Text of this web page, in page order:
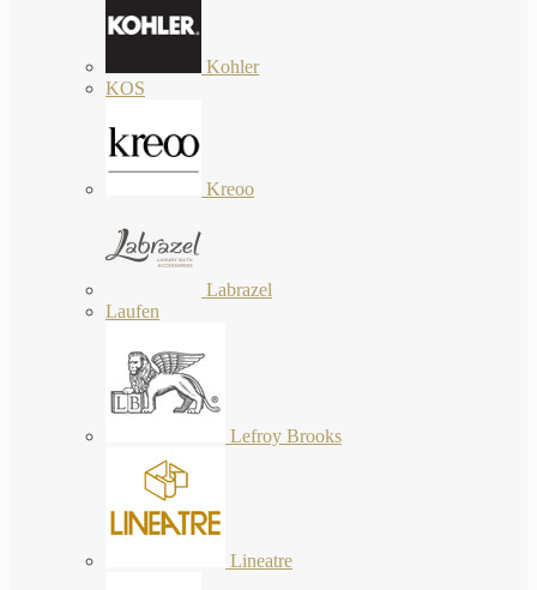
Kohler
KOS
Kreoo
Labrazel
Laufen
Lefroy Brooks
Lineatre